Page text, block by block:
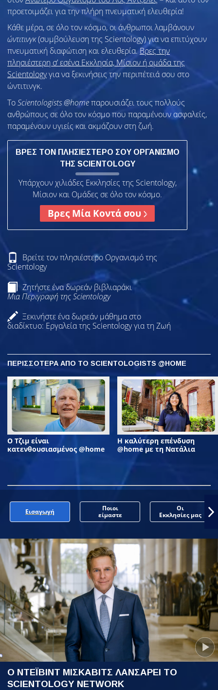
προετοιμάζει για την πλήρη πνευματική ελευθερία!
Κάθε μέρα, σε όλο τον κόσμο, οι άνθρωποι λαμβάνουν
ώντιτινγκ(συμβούλευση της Scientology) για να επιτύχουν
πνευματική διαφώτιση και ελευθερία.Βρες την
πλησιέστερη σ’ εσένα Εκκλησία, Μίσιον ή ομάδα της
Scientologyγια να ξεκινήσεις την περιπέτειά σου στο
ώντιτινγκ.
ToScientologists @homeπαρουσιάζει τους πολλούς
ανθρώπους σε όλο τον κόσμο που παραμένουν ασφαλείς,
παραμένουν υγιείς και ακμάζουν στη ζωή.
ΒΡΕΣ ΤΟΝ ΠΛΗΣΙΕΣΤΕΡΟ ΣΟΥ ΟΡΓΑΝΙΣΜΟ
ΤΗΣ SCIENTOLOGY
Υπάρχουν χιλιάδες Εκκλησίες της Scientology,
Μίσιον και Ομάδες σε όλο τον κόσμο.
Βρες Μία Κοντά σου
Βρείτε τον πλησιέστερο Οργανισμό της
Scientology
Ζητήστε ένα δωρεάν βιβλιαράκι
Μια Περιγραφή της Scientology
Ξεκινήστε ένα δωρεάν μάθημα στο
διαδίκτυο: Εργαλεία της Scientology για τη Ζωή
ΠΕΡΙΣΣΟΤΕΡΑ ΑΠΟ ΤΟ SCIENTOLOGISTS @HOME
Ο Τζιμ είναι
κατενθουσιασμένος @home
Η καλύτερη επένδυση
@home με τη Νατάλια
Εισαγωγή
Ποιοι
είμαστε
Οι
Εκκλησίες μας
Ο ΝΤΕΪΒΙΝΤ ΜΙΣΚΑΒΙΤΣ ΛΑΝΣΑΡΕΙ ΤΟ
SCIENTOLOGY NETWORK